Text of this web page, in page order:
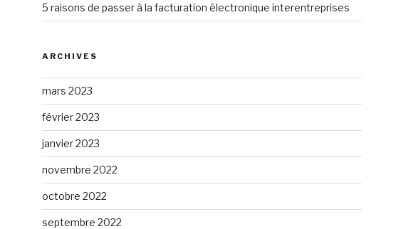
5 raisons de passer à la facturation électronique interentreprises
ARCHIVES
mars 2023
février 2023
janvier 2023
novembre 2022
octobre 2022
septembre 2022